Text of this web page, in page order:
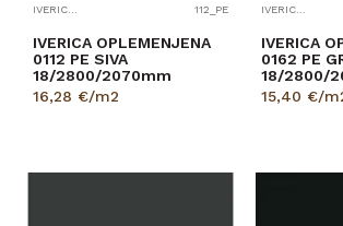
112_PE
IVERICA OPLEMENJENA
0112 PE SIVA
18/2800/2070mm
16,28 €/m2
IVERICA
0162 PE
18/2800/
15,40 €/